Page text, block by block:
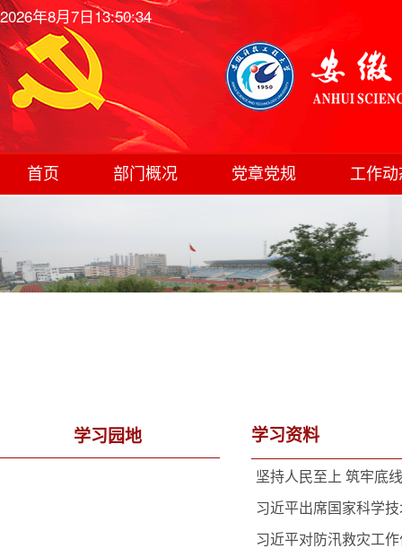
2026年8月7日13:50:34
首页 部门概况 党章党规 工作动
学习园地 学习资料
坚持人民至上 筑牢底
习近平出席国家科学
习近平对防汛救灾工